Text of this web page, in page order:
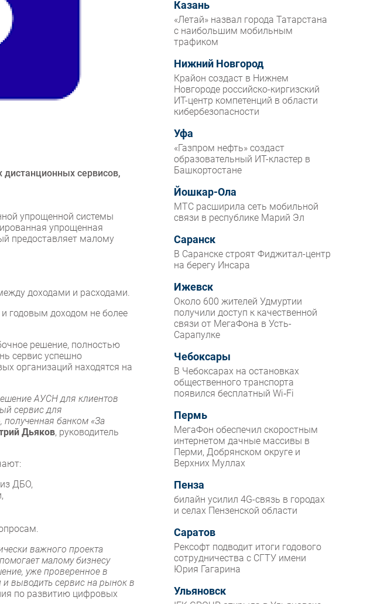
сервисов,
упрощенной системы
упрощенная
предоставляет малому
доходами и расходами.
годовым доходом не более
решение, полностью
сервис успешно
организаций находятся на
АУСН для клиентов
сервис для
полученная банком «За
Дьяков, руководитель
ДБО,
важного проекта
малому бизнесу
уже проверенное в
выводить сервис на рынок в
по развитию цифровых
Казань
«Летай» назвал города Татарстана
с наибольшим мобильным
трафиком
Нижний Новгород
Крайон создаст в Нижнем
Новгороде российско-киргизский
ИТ-центр компетенций в области
кибербезопасности
Уфа
«Газпром нефть» создаст
образовательный ИТ-кластер в
Башкортостане
Йошкар-Ола
МТС расширила сеть мобильной
связи в республике Марий Эл
Саранск
В Саранске строят Фиджитал-центр
на берегу Инсара
Ижевск
Около 600 жителей Удмуртии
получили доступ к качественной
связи от МегаФона в Усть-
Сарапулке
Чебоксары
В Чебоксарах на остановках
общественного транспорта
появился бесплатный Wi‑Fi
Пермь
МегаФон обеспечил скоростным
интернетом дачные массивы в
Перми, Добрянском округе и
Верхних Муллах
Пенза
билайн усилил 4G-связь в городах
и селах Пензенской области
Саратов
Рексофт подводит итоги годового
сотрудничества с СГТУ имени
Юрия Гагарина
Ульяновск